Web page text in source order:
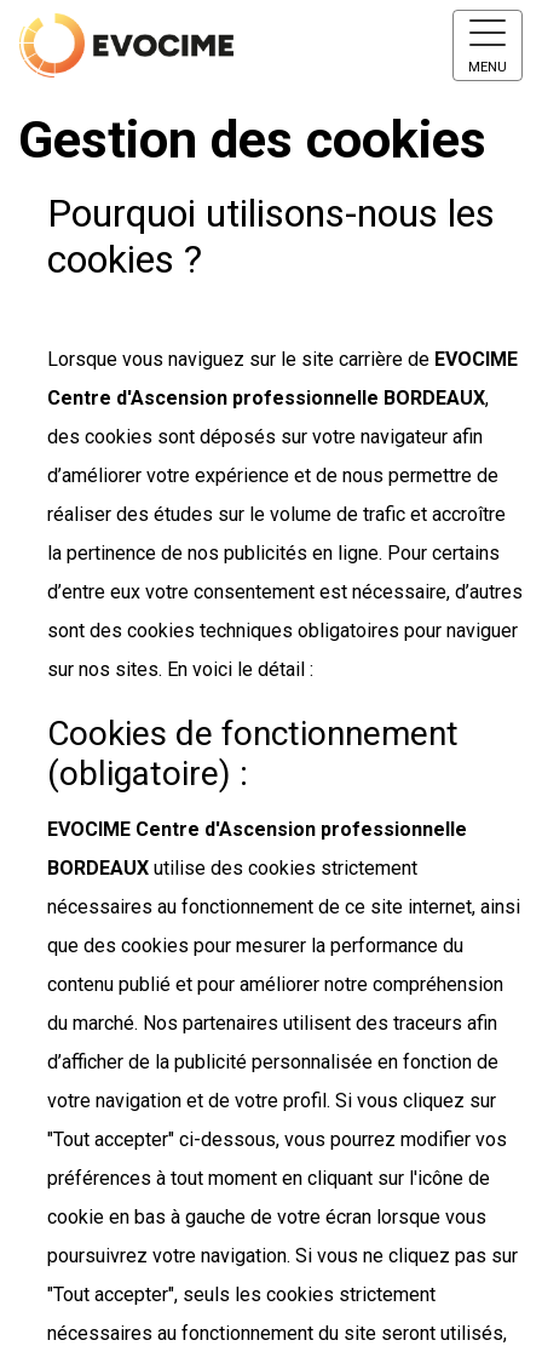
MENU
Gestion des cookies
Pourquoi utilisons-nous les
cookies ?
Lorsque vous naviguez sur le site carrière de EVOCIME
Centre d'Ascension professionnelle BORDEAUX,
des cookies sont déposés sur votre navigateur afin
d’améliorer votre expérience et de nous permettre de
réaliser des études sur le volume de trafic et accroître
la pertinence de nos publicités en ligne. Pour certains
d’entre eux votre consentement est nécessaire, d’autres
sont des cookies techniques obligatoires pour naviguer
sur nos sites. En voici le détail :
Cookies de fonctionnement
(obligatoire) :
EVOCIME Centre d'Ascension professionnelle
BORDEAUX utilise des cookies strictement
nécessaires au fonctionnement de ce site internet, ainsi
que des cookies pour mesurer la performance du
contenu publié et pour améliorer notre compréhension
du marché. Nos partenaires utilisent des traceurs afin
d’afficher de la publicité personnalisée en fonction de
votre navigation et de votre profil. Si vous cliquez sur
"Tout accepter" ci-dessous, vous pourrez modifier vos
préférences à tout moment en cliquant sur l'icône de
cookie en bas à gauche de votre écran lorsque vous
poursuivrez votre navigation. Si vous ne cliquez pas sur
"Tout accepter", seuls les cookies strictement
nécessaires au fonctionnement du site seront utilisés,